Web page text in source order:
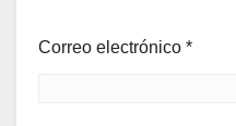
Correo electrónico *